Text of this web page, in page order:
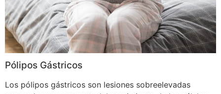
Pólipos Gástricos
Los pólipos gástricos son lesiones sobreelevadas